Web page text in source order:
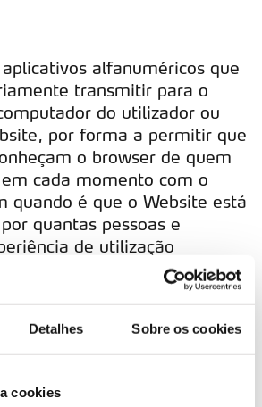
Detalhes Sobre os cookies
cookies
alfanuméricos que
transmitir para o
do utilizador ou
por forma a permitir que
o browser de quem
cada momento com o
quando é que o Website está
quantas pessoas e
de utilização
os Cookies permitem
Website, ajudam os